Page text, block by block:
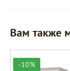
Вам также
-10%